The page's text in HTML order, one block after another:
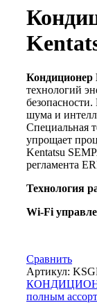
Кондиционер
технологий
шума и
Специальная
упрощает
Kentatsu
регламента
Технология
Wi-Fi
Сравнить
Артикул:
полным